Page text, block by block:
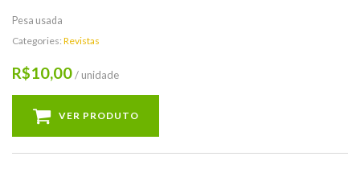
Pesa usada
Categories: Revistas
R$10,00/ unidade
VER PRODUTO